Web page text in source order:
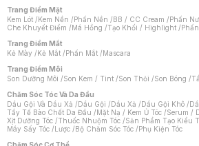
Trang Điểm Mặt
Kem Lót /Kem Nền /Phấn Nền /BB / CC Cream /Phấn
Che Khuyết Điểm /Má Hồng /Tạo Khối / Highlight /
Trang Điểm Mắt
Kẻ Mày /Kẻ Mắt /Phấn Mắt /Mascara
Trang Điểm Môi
Son Dưỡng Môi /Son Kem / Tint /Son Thỏi /Son Bóng /
Chăm Sóc Tóc Và Da Đầu
Dầu Gội Và Dầu Xả /Dầu Gội /Dầu Xả /Dầu Gội Khô /
Tẩy Tế Bào Chết Da Đầu /Mặt Nạ / Kem Ủ Tóc /Serum /
Xịt Dưỡng Tóc /Thuốc Nhuộm Tóc /Sản Phẩm Tạo Kiểu
Máy Sấy Tóc /Lược /Bộ Chăm Sóc Tóc /Phụ Kiện Tóc